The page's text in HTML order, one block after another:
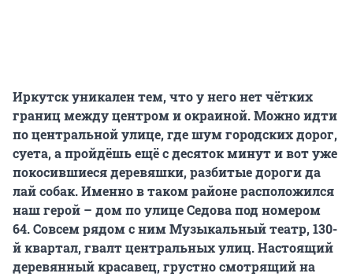
Иркутск уникален тем, что у него нет чётких
границ между центром и окраиной. Можно идти
по центральной улице, где шум городских дорог,
суета, а пройдёшь ещё с десяток минут и вот уже
покосившиеся деревяшки, разбитые дороги да
лай собак. Именно в таком районе расположился
наш герой – дом по улице Седова под номером
64. Совсем рядом с ним Музыкальный театр, 130-
й квартал, гвалт центральных улиц. Настоящий
деревянный красавец, грустно смотрящий на